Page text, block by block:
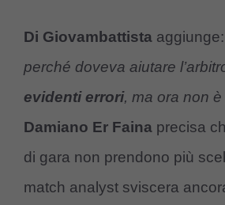
Di Giovambattista aggiunge:
perché doveva aiutare
evidenti errori, ma ora non è
Damiano Er Faina precisa
di gara non prendono più
match analyst sviscera